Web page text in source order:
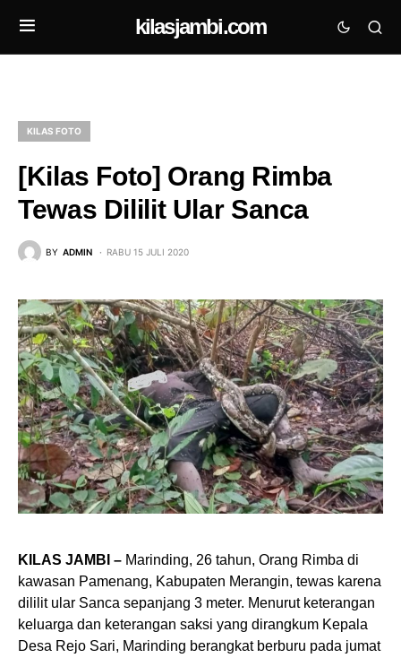
kilasjambi.com
KILAS FOTO
[Kilas Foto] Orang Rimba
Tewas Dililit Ular Sanca
BY ADMIN RABU 15 JULI 2020
KILAS JAMBI – Marinding, 26 tahun, Orang Rimba di
kawasan Pamenang, Kabupaten Merangin, tewas karena
dililit ular Sanca sepanjang 3 meter. Menurut keterangan
keluarga dan keterangan saksi yang dirangkum Kepala
Desa Rejo Sari, Marinding berangkat berburu pada jumat